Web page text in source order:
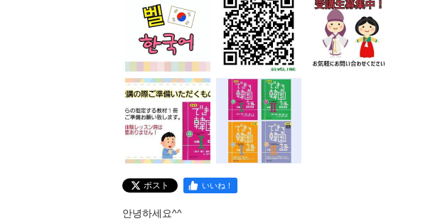
ポスト いいね！
안녕하세요^^